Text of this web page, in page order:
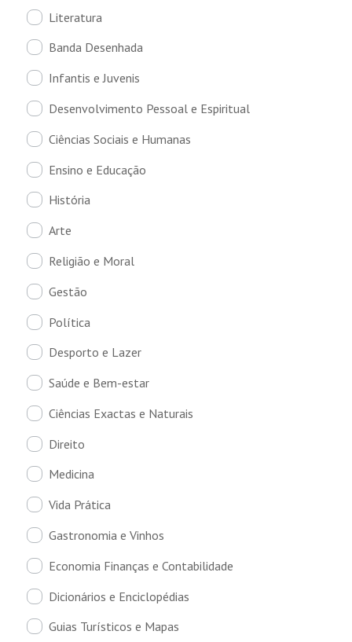
Literatura
Banda Desenhada
Infantis e Juvenis
Desenvolvimento Pessoal e Espiritual
Ciências Sociais e Humanas
Ensino e Educação
História
Arte
Religião e Moral
Gestão
Política
Desporto e Lazer
Saúde e Bem-estar
Ciências Exactas e Naturais
Direito
Medicina
Vida Prática
Gastronomia e Vinhos
Economia Finanças e Contabilidade
Dicionários e Enciclopédias
Guias Turísticos e Mapas